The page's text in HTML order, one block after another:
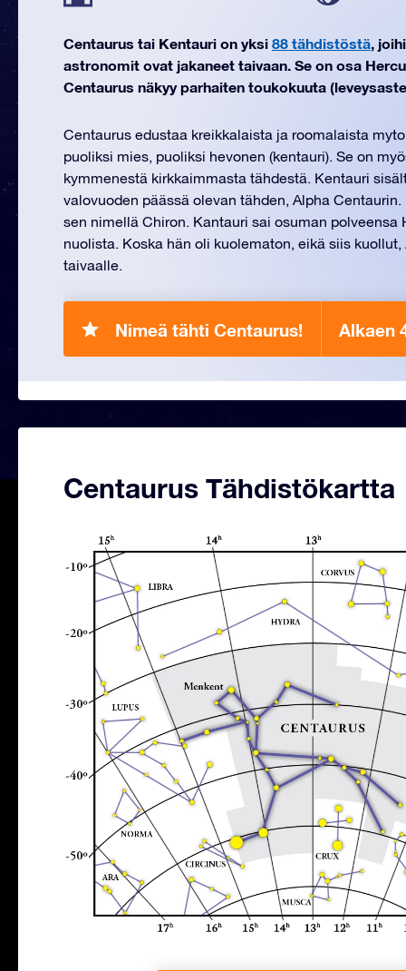
Centaurus tai Kentauri on yksi 88 tähdistöstä,
astronomit ovat jakaneet taivaan. Se on osa
Centaurus näkyy parhaiten toukokuuta
Centaurus edustaa kreikkalaista ja roomalaista
puoliksi mies, puoliksi hevonen (kentauri). Se on
kymmenestä kirkkaimmasta tähdestä. Kentauri
valovuoden päässä olevan tähden, Alpha
sen nimellä Chiron. Kantauri sai osuman polveensa
nuolista. Koska hän oli kuolematon, eikä siis
taivaalle.
Nimeä tähti Centaurus! Alkaen
Centaurus Tähdistökartta